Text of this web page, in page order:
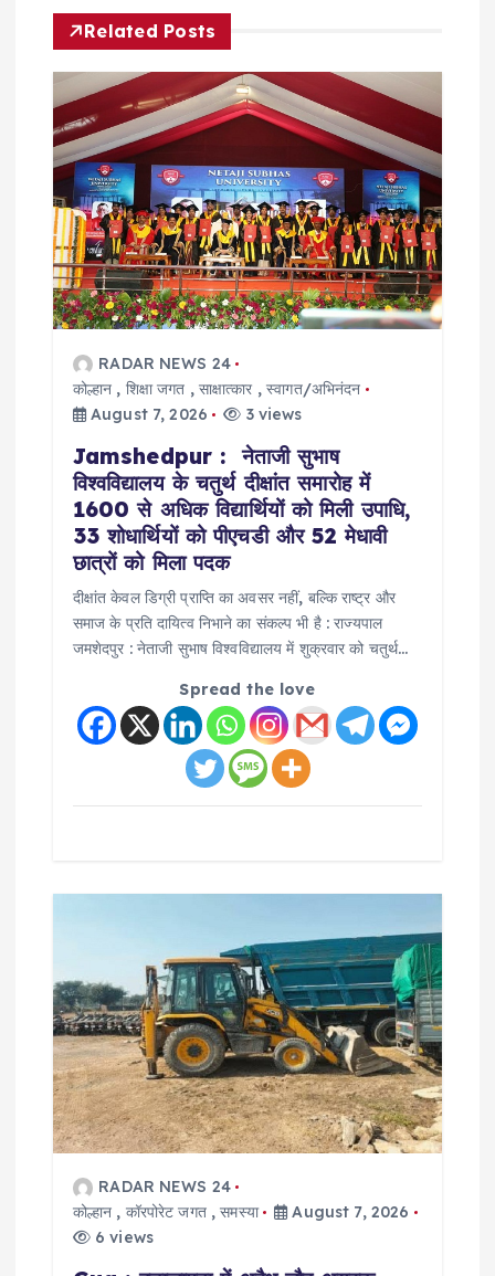
v
g
a
t
Related Posts
RADAR NEWS 24
कोल्हान , शिक्षा जगत , साक्षात्कार ,स्वागत/अभिनंदन
August 7, 2026
3 views
Jamshedpur : नेताजी सुभाष
विश्वविद्यालय के चतुर्थ दीक्षांत समारोह में
1600 से अधिक विद्यार्थियों को मिली उपाधि,
33 शोधार्थियों को पीएचडी और 52 मेधावी
छात्रों को मिला पदक
दीक्षांत केवल डिग्री प्राप्ति का अवसर नहीं, बल्कि राष्ट्र और
समाज के प्रति दायित्व निभाने का संकल्प भी है : राज्यपाल
जमशेदपुर : नेताजी सुभाष विश्वविद्यालय में शुक्रवार को चतुर्थ…
Spread the love
RADAR NEWS 24
कोल्हान , कॉरपोरेट जगत,समस्या
August 7, 2026
6 views